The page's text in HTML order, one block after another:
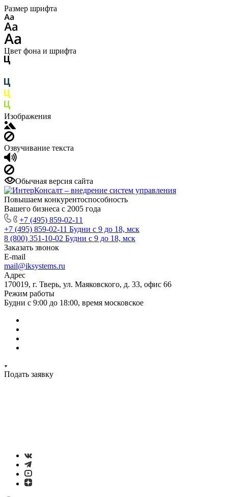
Размер шрифта
Цвет фона и шрифта
Изображения
Озвучивание текста
Обычная версия сайта
Повышаем конкурентоспособность
Вашего бизнеса с 2005 года
+7 (495) 859-02-11
+7 (495) 859-02-11 Будни с 9 до 18, мск
8 (800) 351-10-02 Будни с 9 до 18, мск
Заказать звонок
E-mail
mail@iksystems.ru
Адрес
170019, г. Тверь, ул. Маяковского, д. 33, офис 66
Режим работы
Будни с 9:00 до 18:00, время московское
Подать заявку